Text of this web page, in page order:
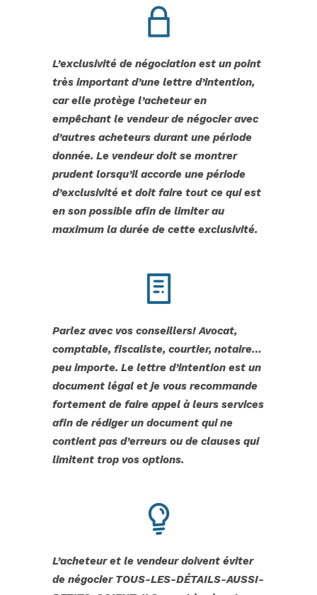
L’exclusivité de négociation est un point
très important d’une lettre d’intention,
car elle protège l’acheteur en
empêchant le vendeur de négocier avec
d’autres acheteurs durant une période
donnée. Le vendeur doit se montrer
prudent lorsqu’il accorde une période
d’exclusivité et doit faire tout ce qui est
en son possible afin de limiter au
maximum la durée de cette exclusivité.
Parlez avec vos conseillers! Avocat,
comptable, fiscaliste, courtier, notaire…
peu importe. Le lettre d’intention est un
document légal et je vous recommande
fortement de faire appel à leurs services
afin de rédiger un document qui ne
contient pas d’erreurs ou de clauses qui
limitent trop vos options.
L’acheteur et le vendeur doivent éviter
de négocier TOUS-LES-DÉTAILS-AUSSI-